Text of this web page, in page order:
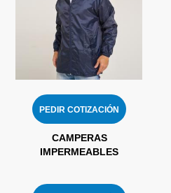
PEDIR COTIZACIÓN
CAMPERAS
IMPERMEABLES